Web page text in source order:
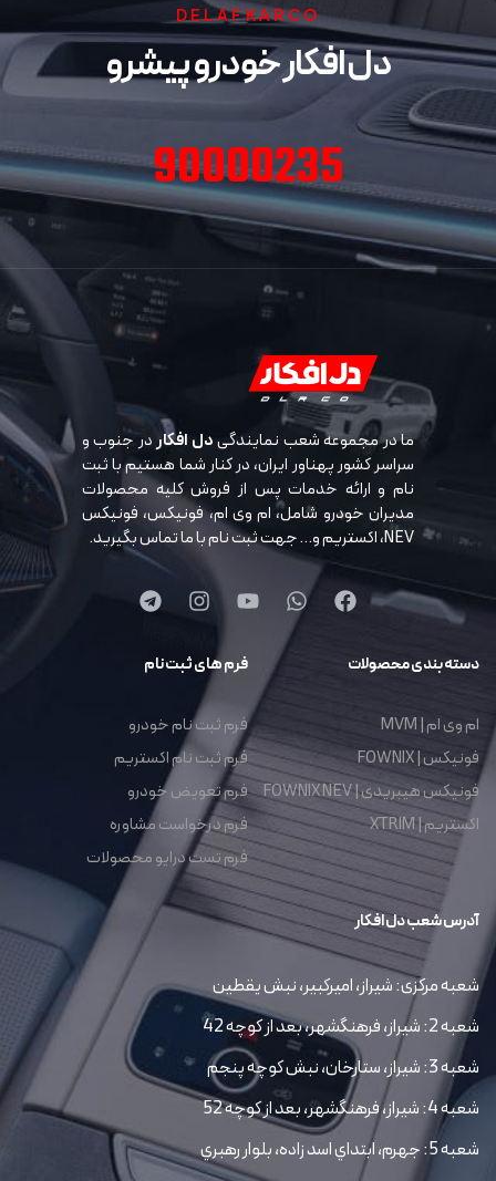
DELAFKARCO
دل افکار خودرو پیشرو
90000235
ما در مجموعه شعب نمایندگیدل افکاردر جنوب و
سراسر کشور پهناور ایران، در کنار شما هستیم با ثبت
نام و ارائه خدمات پس از فروش کلیه محصولات
مدیران خودرو شامل، ام وی ام، فونیکس، فونیکس
NEV، اکستریم و… جهت ثبت نام با ما تماس بگیرید.
دسته بندی محصولات
ام وی ام | MVM
فونیکس | FOWNIX
فونیکس هیبریدی | FOWNIX NEV
اکستریم | XTRIM
فرم های ثبت نام
فرم ثبت نام خودرو
فرم ثبت نام اکستریم
فرم تعویض خودرو
فرم درخواست مشاوره
فرم تست درایو محصولات
آدرس شعب دل افکار
شعبه مرکزی: شیراز، امیرکبیر، نبش یقطین
شعبه 2: شیراز، فرهنگشهر، بعد از کوچه 42
شعبه 3: شیراز، ستارخان، نبش کوچه پنجم
شعبه 4: شیراز، فرهنگشهر، بعد از کوچه 52
شعبه 5: جهرم، ابتداي اسد زاده، بلوار رهبري